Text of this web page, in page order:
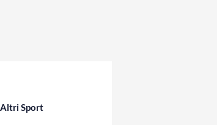
Altri Sport